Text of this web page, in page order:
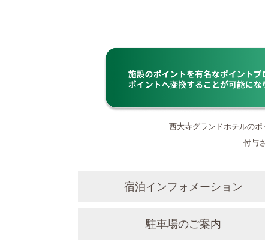
西大寺グランドホテルの
付与
宿泊インフォメーション
駐車場のご案内